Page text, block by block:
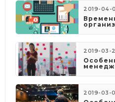
2019-04-
2019-03-
2019-03-